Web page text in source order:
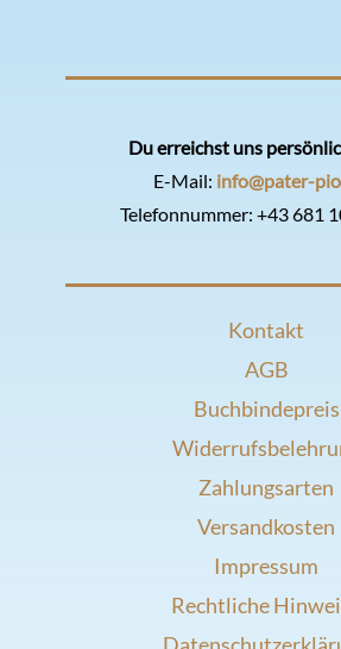
Du erreichst uns
E-Mail: info@pater-
Telefonnummer: +43 681
Kontakt
AGB
Buchbindepreis
Zahlungsarten
Versandkosten
Impressum
Rechtliche